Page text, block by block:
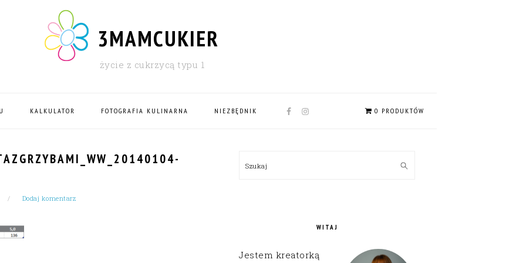
3MAMCUKIER
życie z cukrzycą typu 1
KALKULATOR FOTOGRAFIA KULINARNA NIEZBĘDNIK
NAV
0 PRODUKTÓW
Dodaj komentarz
SIDEBAR
Szukaj
WITAJ
Jestem kreatorką